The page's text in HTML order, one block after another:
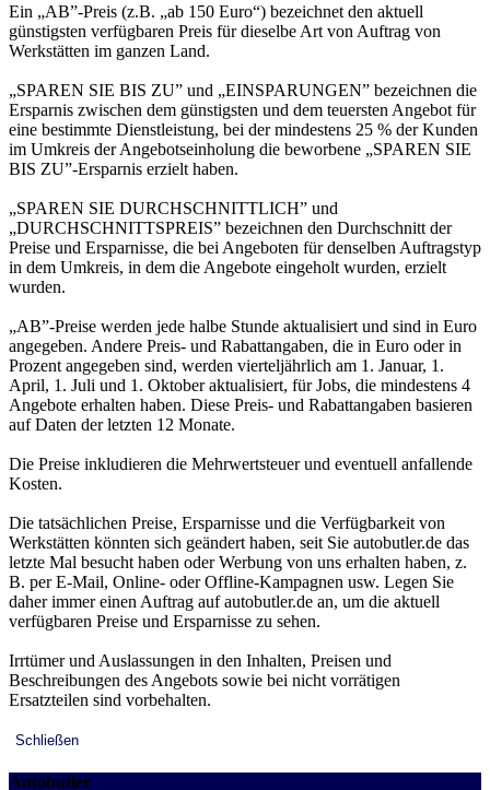
Ein „AB”-Preis (z.B. „ab 150 Euro“) bezeichnet den aktuell
günstigsten verfügbaren Preis für dieselbe Art von Auftrag von
Werkstätten im ganzen Land.
„SPAREN SIE BIS ZU” und „EINSPARUNGEN” bezeichnen die
Ersparnis zwischen dem günstigsten und dem teuersten Angebot für
eine bestimmte Dienstleistung, bei der mindestens 25 % der Kunden
im Umkreis der Angebotseinholung die beworbene „SPAREN SIE
BIS ZU”-Ersparnis erzielt haben.
„SPAREN SIE DURCHSCHNITTLICH” und
„DURCHSCHNITTSPREIS” bezeichnen den Durchschnitt der
Preise und Ersparnisse, die bei Angeboten für denselben Auftragstyp
in dem Umkreis, in dem die Angebote eingeholt wurden, erzielt
wurden.
„AB”-Preise werden jede halbe Stunde aktualisiert und sind in Euro
angegeben. Andere Preis- und Rabattangaben, die in Euro oder in
Prozent angegeben sind, werden vierteljährlich am 1. Januar, 1.
April, 1. Juli und 1. Oktober aktualisiert, für Jobs, die mindestens 4
Angebote erhalten haben. Diese Preis- und Rabattangaben basieren
auf Daten der letzten 12 Monate.
Die Preise inkludieren die Mehrwertsteuer und eventuell anfallende
Kosten.
Die tatsächlichen Preise, Ersparnisse und die Verfügbarkeit von
Werkstätten könnten sich geändert haben, seit Sie autobutler.de das
letzte Mal besucht haben oder Werbung von uns erhalten haben, z.
B. per E-Mail, Online- oder Offline-Kampagnen usw. Legen Sie
daher immer einen Auftrag auf autobutler.de an, um die aktuell
verfügbaren Preise und Ersparnisse zu sehen.
Irrtümer und Auslassungen in den Inhalten, Preisen und
Beschreibungen des Angebots sowie bei nicht vorrätigen
Ersatzteilen sind vorbehalten.
Schließen
Autobutler